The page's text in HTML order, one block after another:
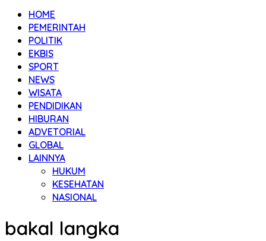
HOME
PEMERINTAH
POLITIK
EKBIS
SPORT
NEWS
WISATA
PENDIDIKAN
HIBURAN
ADVETORIAL
GLOBAL
LAINNYA
HUKUM
KESEHATAN
NASIONAL
bakal langka